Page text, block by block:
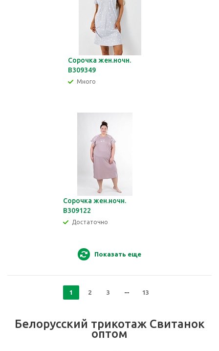
Сорочка жен.ночн.
В309349
Много
Сорочка жен.ночн.
В309122
Достаточно
Показать еще
1 2 3 13
Белорусский трикотаж Свитанок
оптом